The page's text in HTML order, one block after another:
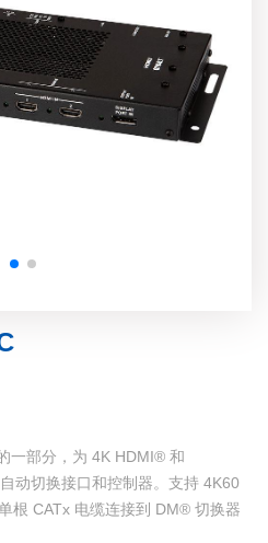
一部分，为 4K HDMI® 和
动切换接口和控制器。支持 4K60
根 CATx 电缆连接到 DM® 切换器